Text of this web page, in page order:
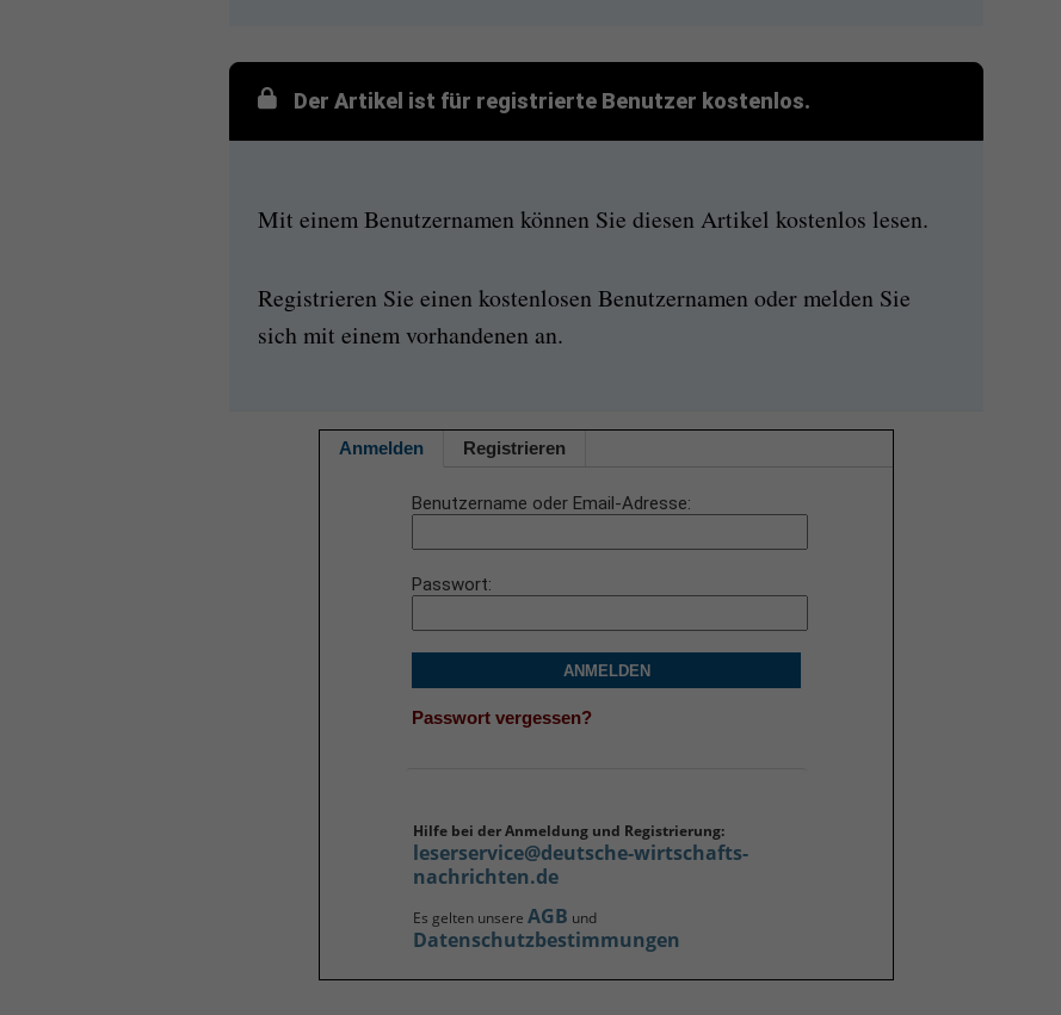
Der Artikel ist für registrierte Benutzer kostenlos.
Mit einem Benutzernamen können Sie diesen Artikel kostenlos lesen.
Registrieren Sie einen kostenlosen Benutzernamen oder melden Sie
sich mit einem vorhandenen an.
Anmelden Registrieren
Benutzername oder Email-Adresse
Passwort
ANMELDEN
Passwort vergessen?
Hilfe bei der Anmeldung und Registrierung:
leserservice@deutsche-wirtschafts-
nachrichten.de
Es gelten unsere AGB und
Datenschutzbestimmungen